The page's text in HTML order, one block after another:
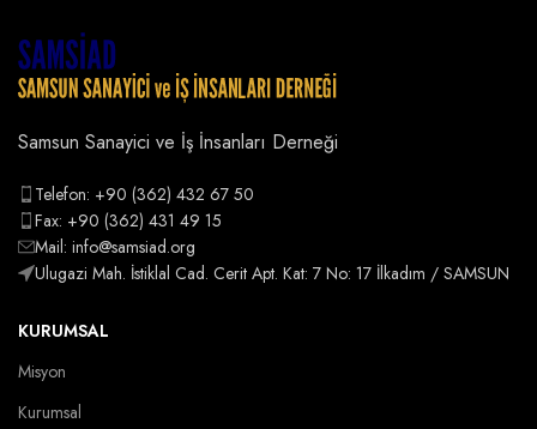
Samsun Sanayici ve İş İnsanları Derneği
Telefon: +90 (362) 432 67 50
Fax: +90 (362) 431 49 15
Mail: info@samsiad.org
Ulugazi Mah. İstiklal Cad. Cerit Apt. Kat: 7 No: 17 İlkadım / SAMSUN
KURUMSAL
Misyon
Kurumsal